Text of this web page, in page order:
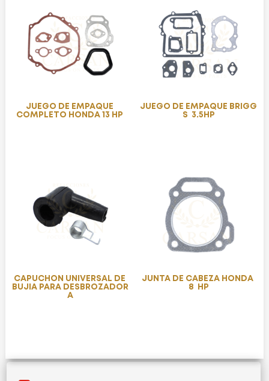
JUEGO DE EMPAQUE
COMPLETO HONDA 13 HP
JUEGO DE EMPAQUE BRIGG
S 3.5HP
CAPUCHON UNIVERSAL DE
BUJIA PARA DESBROZADOR
A
JUNTA DE CABEZA HONDA
8 HP